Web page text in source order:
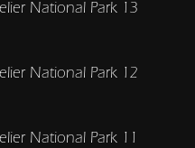
National Park 13
National Park 12
National Park 11